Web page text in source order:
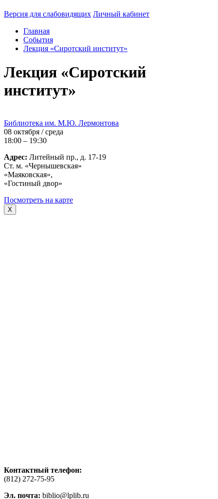
Версия для слабовидящих Личный кабинет
Главная
События
Лекция «Сиротский институт»
Лекция «Сиротский
институт»
Библиотека им. М.Ю. Лермонтова
08 октября / среда
18:00 – 19:30
Адрес: Литейный пр., д. 17-19
Ст. м. «Чернышевская»
«Маяковская»,
«Гостиный двор»
Посмотреть на карте
X
Контактный телефон:
(812) 272-75-95
Эл. почта: biblio@lplib.ru